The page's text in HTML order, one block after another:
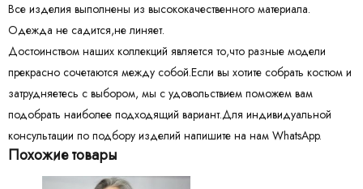
Все изделия выполнены из высококачественного материала.
Одежда не садится,не линяет.
Достоинством наших коллекций является то,что разные модели
прекрасно сочетаются между собой.Если вы хотите собрать костюм и
затрудняетесь с выбором, мы с удовольствием поможем вам
подобрать наиболее подходящий вариант.Для индивидуальной
консультации по подбору изделий напишите на нам WhatsApp.
Похожие товары